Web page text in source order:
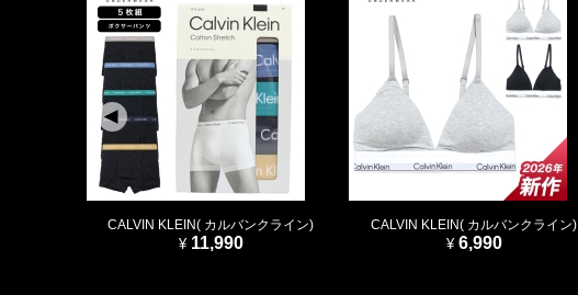
CALVIN KLEIN( カルバンクライン)
11,990
CALVIN KLEIN( カルバンクライン)
6,990